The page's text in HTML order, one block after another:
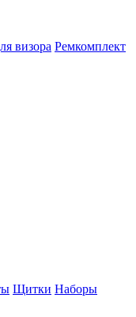
визора Ремкомплект
Щитки Наборы